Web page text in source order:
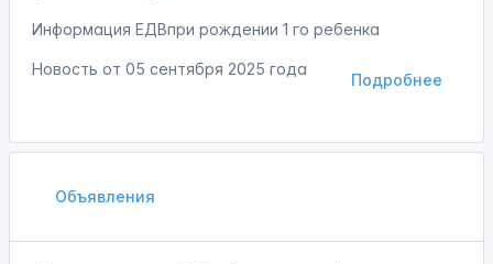
Информация ЕДВпри рождении 1 го ребенка
Подробнее
Новость от 05 сентября 2025 года
Объявления